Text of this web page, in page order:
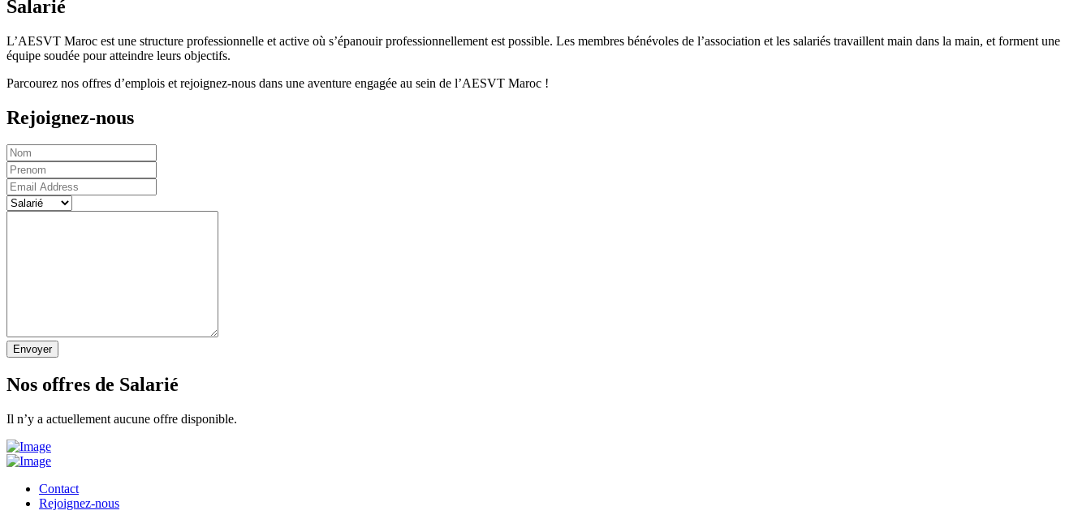
Salarié
L’AESVT Maroc est une structure professionnelle et active où s’épanouir professionnellement est possible. Les membres bénévoles de l’association et les salariés travaillent main dans la main, et forment une
équipe soudée pour atteindre leurs objectifs.
Parcourez nos offres d’emplois et rejoignez-nous dans une aventure engagée au sein de l’AESVT Maroc !
Rejoignez-nous
Envoyer
Nos offres de Salarié
Il n’y a actuellement aucune offre disponible.
Contact
Rejoignez-nous